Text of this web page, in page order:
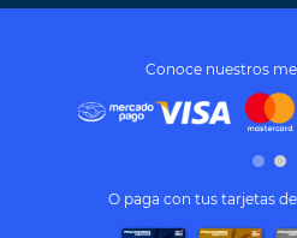
Términos y
Tratamiento de
Conoce nuestros
O paga con tus tarjetas